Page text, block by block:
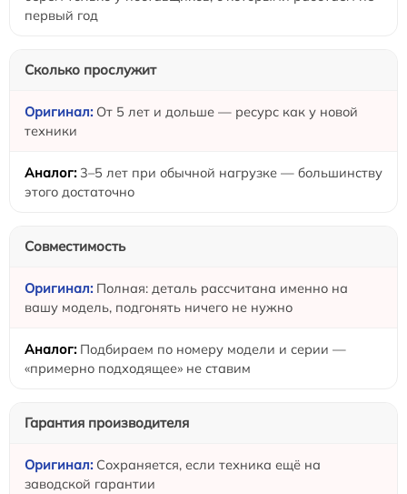
первый год
Сколько прослужит
От 5 лет и дольше — ресурс как у новой
техники
3–5 лет при обычной нагрузке — большинству
этого достаточно
Совместимость
Полная: деталь рассчитана именно на
вашу модель, подгонять ничего не нужно
Подбираем по номеру модели и серии —
«примерно подходящее» не ставим
Гарантия производителя
Сохраняется, если техника ещё на
заводской гарантии